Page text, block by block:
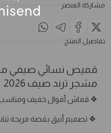
مشاركة العنصر
تفاصيل المنتج
قميص نسائي صيفي من
مشجر ترند صيف 2026
❖ قماش أفوال خفيف ومناسب
❖ تصميم أنيق بقصة مريحة